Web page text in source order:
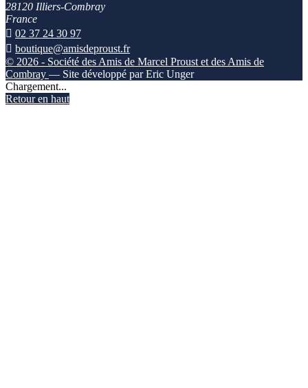
28120 Illiers-Combray
France
 02 37 24 30 97
 boutique@amisdeproust.fr
© 2026 - Société des Amis de Marcel Proust et des Amis de
Combray — Site développé par Eric Unger
Chargement...
Retour en haut